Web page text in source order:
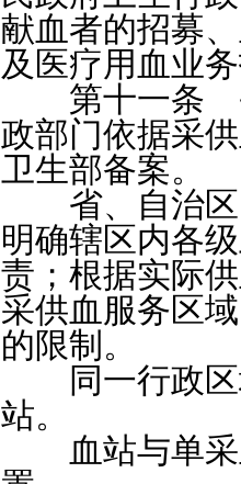
献血者的招募
及医疗用血业
第十一条 省
政部门依据采
卫生部备案。
省、自治区
明确辖区内各
责；根据实际
采供血服务区
的限制。
同一行政区
站。
血站与单采